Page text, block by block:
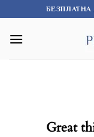
to
content
Great